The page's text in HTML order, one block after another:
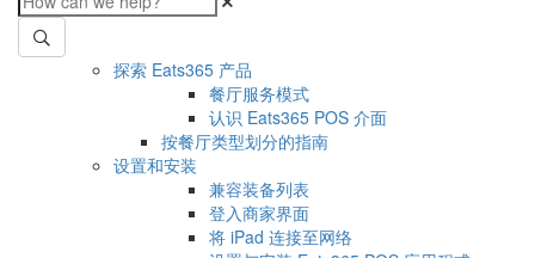
探索 Eats365 产品
餐厅服务模式
认识 Eats365 POS 介面
按餐厅类型划分的指南
设置和安装
兼容装备列表
登入商家界面
将 iPad 连接至网络